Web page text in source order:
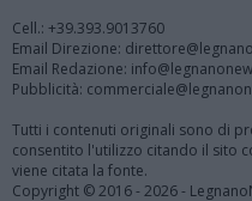
Cell.: +39.393.9013760
Email Direzione:
Email Redazione:
Pubblicità:
Tutti i contenuti originali sono di
consentito l'utilizzo citando il sito
viene citata la fonte.
Copyright © 2016 - 2026 -